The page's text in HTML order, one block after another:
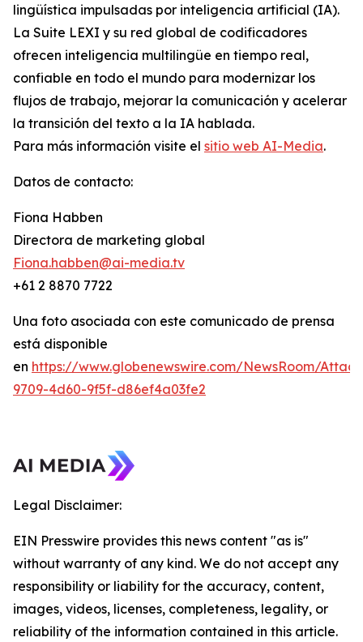
lingüística impulsadas por inteligencia artificial (IA).
La Suite LEXI y su red global de codificadores
ofrecen inteligencia multilingüe en tiempo real,
confiable en todo el mundo para modernizar los
flujos de trabajo, mejorar la comunicación y acelerar
la transición del texto a la IA hablada.
Para más información visite el sitio web AI-Media.
Datos de contacto:
Fiona Habben
Directora de marketing global
Fiona.habben@ai-media.tv
+61 2 8870 7722
Una foto asociada con este comunicado de prensa
está disponible
en https://www.globenewswire.com/NewsRoom/
9709-4d60-9f5f-d86ef4a03fe2
Legal Disclaimer:
EIN Presswire provides this news content "as is"
without warranty of any kind. We do not accept any
responsibility or liability for the accuracy, content,
images, videos, licenses, completeness, legality, or
reliability of the information contained in this article.